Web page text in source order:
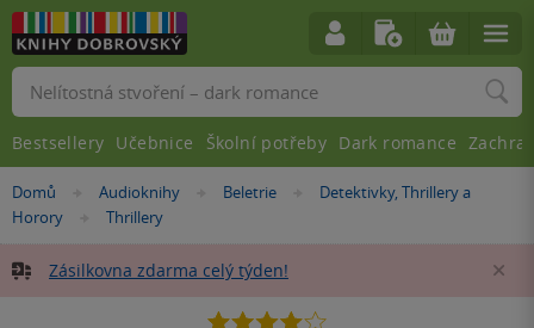
Nacházíte
se
Domů »Audioknihy »
Beletrie »
Detektivky, Thrillery a
Horory
»
Thrillery
Zásilkovna zdarma celý týden!
4.0
Vyhledávání
Bestsellery Učebnice Školní potřeby Dark romance